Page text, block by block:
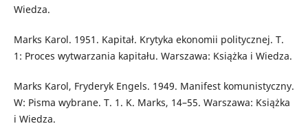
Wiedza.
Marks Karol. 1951. Kapitał. Krytyka ekonomii politycznej. T.
1: Proces wytwarzania kapitału. Warszawa: Książka i Wiedza.
Marks Karol, Fryderyk Engels. 1949. Manifest komunistyczny.
W: Pisma wybrane. T. 1. K. Marks, 14–55. Warszawa: Książka
i Wiedza.